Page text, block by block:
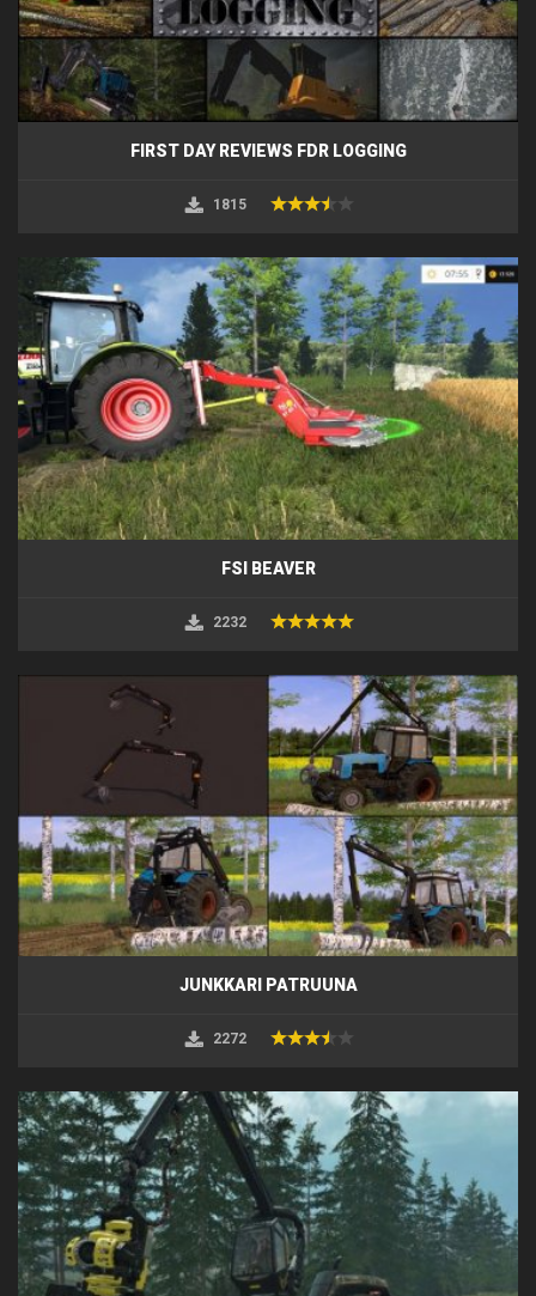
FIRST DAY REVIEWS FDR LOGGING
1815
FSI BEAVER
2232
JUNKKARI PATRUUNA
2272